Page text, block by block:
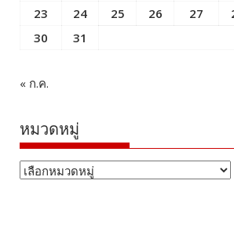
23
24 25 26 27
30
31
« ก.ค.
หมวดหมู่
หมวด